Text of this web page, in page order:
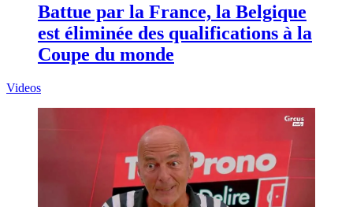
Battue par la France, la Belgique
est éliminée des qualifications à la
Coupe du monde
Videos